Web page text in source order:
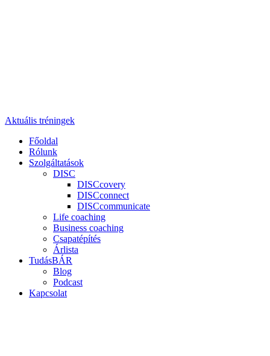
Aktuális tréningek
Főoldal
Rólunk
Szolgáltatások
DISC
DISCcovery
DISCconnect
DISCcommunicate
Life coaching
Business coaching
Csapatépítés
Árlista
TudásBÁR
Blog
Podcast
Kapcsolat